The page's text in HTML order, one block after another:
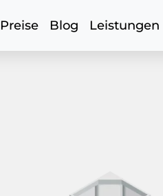
Preise Blog Leistungen